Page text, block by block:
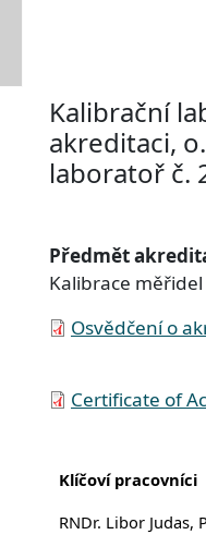
Kalibrační
akreditaci,
laboratoř č.
Předmět
Kalibrace
Soubor
Osvědčení o
Soubor
Certificate of
Klíčoví pracovníci
RNDr. Libor Judas,